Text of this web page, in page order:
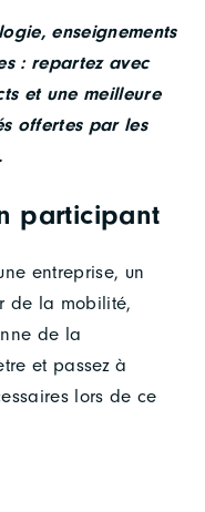
enseignements
: repartez avec
et une meilleure
offertes par les
participant
entreprise, un
de la mobilité,
de la
et passez à
lors de ce